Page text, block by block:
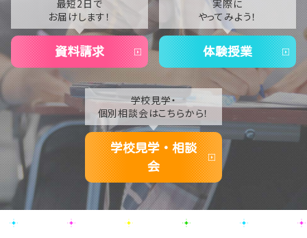
2020
最短2日で
お届けします！
資料請求
実際に
やってみよう！
体験授業
学校見学・
個別相談会はこちらから！
学校見学・相談
会